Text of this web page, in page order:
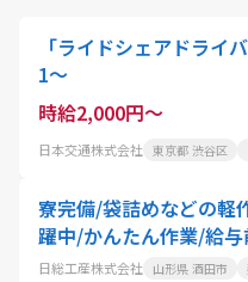
「ライドシェアドラ
1〜
時給2,000円～
日本交通株式会社 東京都 渋谷区
寮完備/袋詰めなどの軽
躍中/かんたん作業/給与
日総工産株式会社 山形県 酒田市